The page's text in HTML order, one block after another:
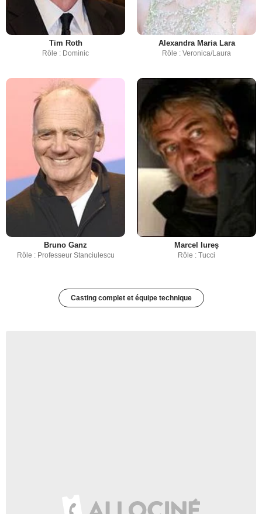
Tim Roth
Rôle : Dominic
Alexandra Maria Lara
Rôle : Veronica/Laura
Bruno Ganz
Rôle : Professeur Stanciulescu
Marcel Iureș
Rôle : Tucci
Casting complet et équipe technique